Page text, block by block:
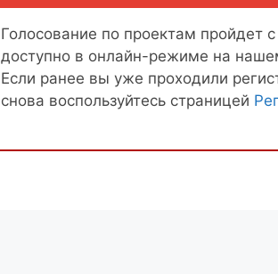
Голосование по проектам пройдет
доступно в онлайн-режиме на
Если ранее вы уже проходили
снова воспользуйтесь страницей